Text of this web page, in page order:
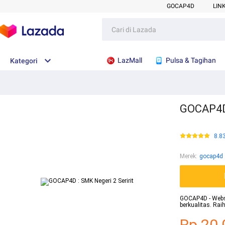
GOCAP4D
Kategori LazMall Pulsa & Tagihan
Merek: gocap4d
GOCAP4D -
berkualitas.